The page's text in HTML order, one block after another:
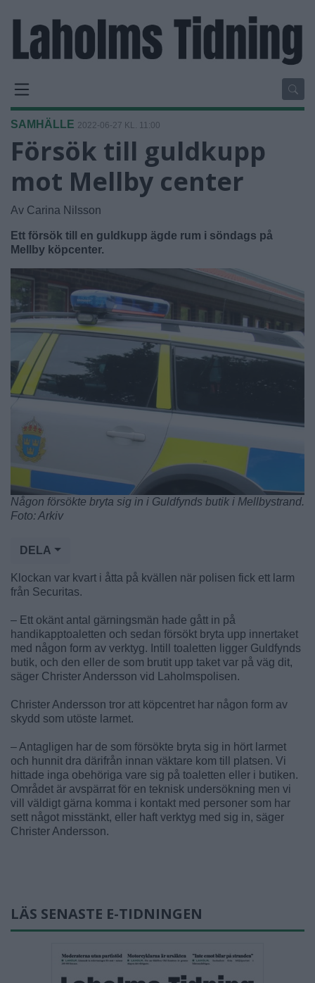
SAMHÄLLE 2022-06-27 KL. 11:00
Försök till guldkupp
mot Mellby center
Av Carina Nilsson
Ett försök till en guldkupp ägde rum i söndags på
Mellby köpcenter.
Någon försökte bryta sig in i Guldfynds butik i Mellbystrand.
Foto: Arkiv
DELA
Klockan var kvart i åtta på kvällen när polisen fick ett larm
från Securitas.
– Ett okänt antal gärningsmän hade gått in på
handikapptoaletten och sedan försökt bryta upp innertaket
med någon form av verktyg. Intill toaletten ligger Guldfynds
butik, och den eller de som brutit upp taket var på väg dit,
säger Christer Andersson vid Laholmspolisen.
Christer Andersson tror att köpcentret har någon form av
skydd som utöste larmet.
– Antagligen har de som försökte bryta sig in hört larmet
och hunnit dra därifrån innan väktare kom till platsen. Vi
hittade inga obehöriga vare sig på toaletten eller i butiken.
Området är avspärrat för en teknisk undersökning men vi
vill väldigt gärna komma i kontakt med personer som har
sett något misstänkt, eller haft verktyg med sig in, säger
Christer Andersson.
LÄS SENASTE E-TIDNINGEN